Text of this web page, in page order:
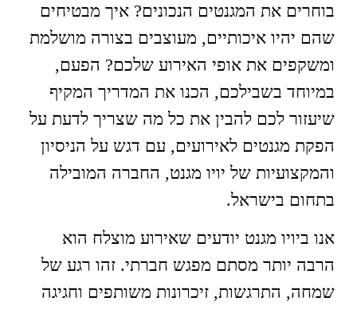
בוחרים את המגנטים הנכונים? איך מבטיחים
שהם יהיו איכותיים, מעוצבים בצורה מושלמת
ומשקפים את אופי האירוע שלכם? הפעם,
במיוחד בשבילכם, הכנו את המדריך המקיף
שיעזור לכם להבין את כל מה שצריך לדעת על
הפקת מגנטים לאירועים, עם דגש על הניסיון
והמקצועיות של יויו מגנט, החברה המובילה
בתחום בישראל.
אנו ביויו מגנט יודעים שאירוע מוצלח הוא
הרבה יותר מסתם מפגש חברתי. זהו רגע של
שמחה, התרגשות, זיכרונות משותפים וחגיגה